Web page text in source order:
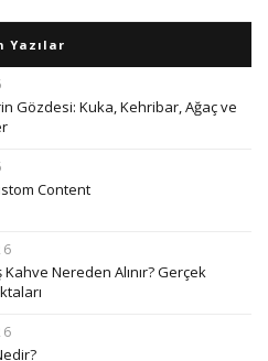
Yazılar
Gözdesi: Kuka, Kehribar, Ağaç ve
Content
Nereden Alınır? Gerçek